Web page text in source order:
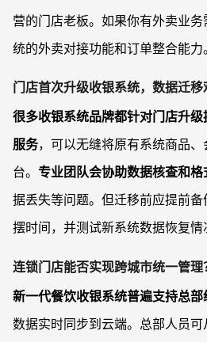
营的门店老板。如果你有外卖业
统的外卖对接功能和订单整合能力。
门店首次升级收银系统，数据迁移
很多收银系统品牌都针对门店升
服务，可以无缝将原有系统商品
台。 专业团队会协助数据核查和格
据丢失等问题。但迁移前应提前
摆时间，并测试新系统数据恢复情
连锁门店能否实现跨城市统一管理
新一代餐饮收银系统普遍支持总
数据实时同步到云端。总部人员